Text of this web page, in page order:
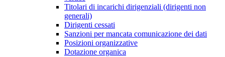
Titolari di incarichi dirigenziali (dirigenti non
generali)
Dirigenti cessati
Sanzioni per mancata comunicazione dei dati
Posizioni organizzative
Dotazione organica